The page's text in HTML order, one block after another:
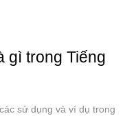
gì trong Tiếng
sử dụng và ví dụ trong